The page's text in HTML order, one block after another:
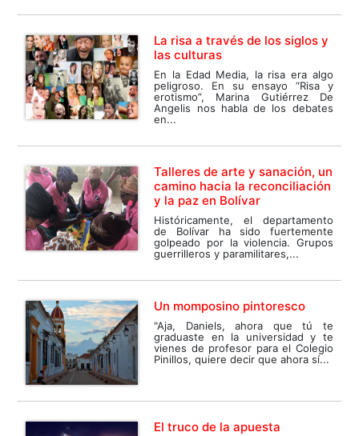
La risa a través de los siglos y
las culturas
En la Edad Media, la risa era algo
peligroso. En su ensayo “Risa y
erotismo”, Marina Gutiérrez De
Angelis nos habla de los debates
en...
Talleres de arte y sanación, un
camino hacia la reconciliación
y la paz en Bolívar
Históricamente, el departamento
de Bolívar ha sido fuertemente
golpeado por la violencia. Grupos
guerrilleros y paramilitares,...
Un momposino pintoresco
"Aja, Daniels, ahora que tú te
graduaste en la universidad y te
vienes de profesor para el Colegio
Pinillos, quiere decir que ahora sí...
El truco de la apuesta